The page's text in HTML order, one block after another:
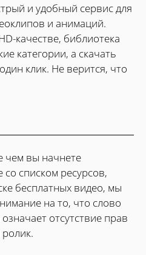
и удобный сервис для
и анимаций.
качестве, библиотека
категории, а скачать
клик. Не верится, что
чем вы начнете
списком ресурсов,
бесплатных видео, мы
на то, что слово
отсутствие прав